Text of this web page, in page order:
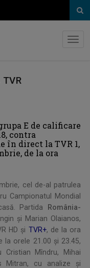
TVR
E de calificare
contra
în direct la TVR 1,
de la ora
cel de-al patrulea
Campionatul Mondial
Partida
România-
şi Marian Olaianos,
HD şi TVR+, de la ora
la orele 21.00 şi 23.45,
Cristian Mîndru, Mihai
Mitran, cu analize şi